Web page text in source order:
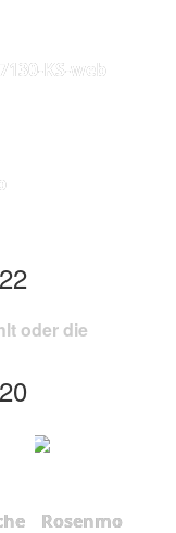
KS-web
oder die
Rosenmo